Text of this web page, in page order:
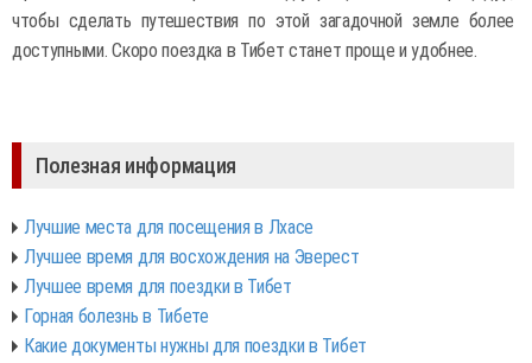
чтобы сделать путешествия по этой загадочной земле более
доступными. Скоро поездка в Тибет станет проще и удобнее.
Полезная информация
Лучшие места для посещения в Лхасе
Лучшее время для восхождения на Эверест
Лучшее время для поездки в Тибет
Горная болезнь в Тибете
Какие документы нужны для поездки в Тибет